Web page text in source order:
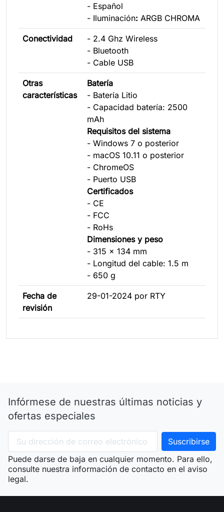
- Español
- Iluminación: ARGB CHROMA
Conectividad
- 2.4 Ghz Wireless
- Bluetooth
- Cable USB
Otras
características
Batería
- Batería Litio
- Capacidad batería: 2500
mAh
Requisitos del sistema
- Windows 7 o posterior
- macOS 10.11 o posterior
- ChromeOS
- Puerto USB
Certificados
- CE
- FCC
- RoHs
Dimensiones y peso
- 315 x 134 mm
- Longitud del cable: 1.5 m
- 650 g
Fecha de
revisión
29-01-2024 por RTY
Infórmese de nuestras últimas noticias y
ofertas especiales
Puede darse de baja en cualquier momento. Para ello,
consulte nuestra información de contacto en el aviso
legal.